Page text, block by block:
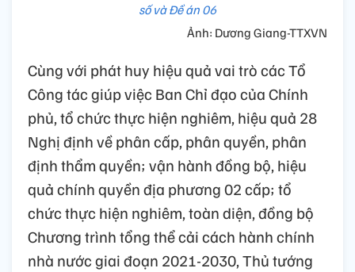
số và Đề án 06
Ảnh: Dương Giang-TTXVN
Cùng với phát huy hiệu quả vai trò các Tổ
Công tác giúp việc Ban Chỉ đạo của Chính
phủ, tổ chức thực hiện nghiêm, hiệu quả 28
Nghị định về phân cấp, phân quyền, phân
định thẩm quyền; vận hành đồng bộ, hiệu
quả chính quyền địa phương 02 cấp; tổ
chức thực hiện nghiêm, toàn diện, đồng bộ
Chương trình tổng thể cải cách hành chính
nhà nước giai đoạn 2021-2030, Thủ tướng